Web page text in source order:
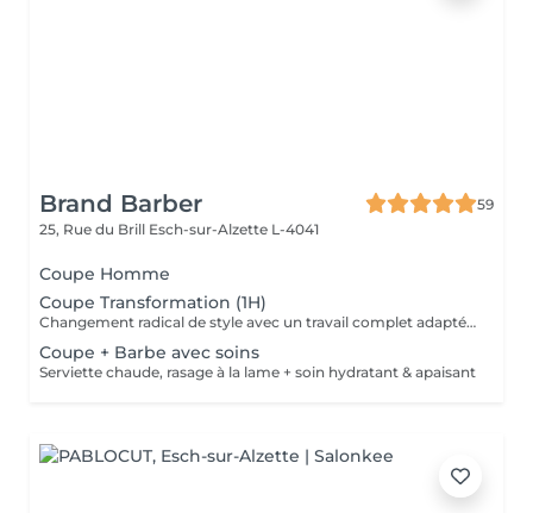
Brand Barber
59
25, Rue du Brill Esch-sur-Alzette L-4041
Coupe Homme
Coupe Transformation (1H)
Changement radical de style avec un travail complet adapté à votre nouvelle coupe.
Coupe + Barbe avec soins
Serviette chaude, rasage à la lame + soin hydratant & apaisant